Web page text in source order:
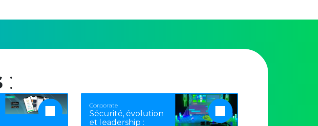
:
Corporate
Sécurité, évolution
et leadership :